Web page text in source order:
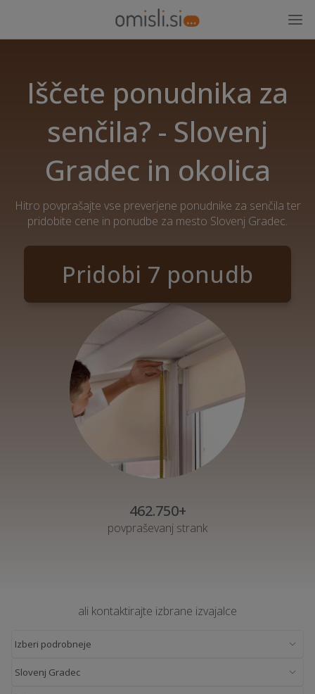
Iščete ponudnika za
senčila? - Slovenj
Gradec in okolica
Hitro povprašajte vse preverjene ponudnike za senčila ter
pridobite cene in ponudbe za mesto Slovenj Gradec.
Pridobi 7 ponudb
462.750+
povpraševanj strank
ali kontaktirajte izbrane izvajalce